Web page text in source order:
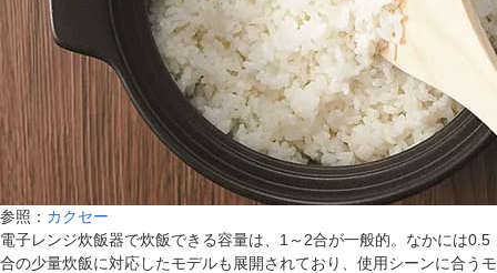
参照： カクセー
電子レンジ炊飯器で炊飯できる容量は、1～2合が一般的。なかには0.5
合の少量炊飯に対応したモデルも展開されており、使用シーンに合うモ